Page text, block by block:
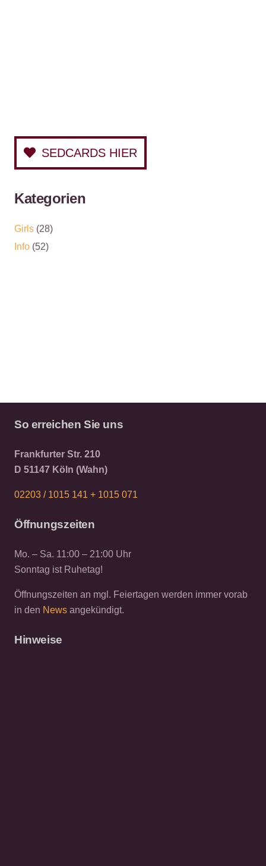
SEDCARDS HIER
Kategorien
Girls (28)
Info (52)
So erreichen Sie uns
Frankfurter Str. 210
D 51147 Köln (Wahn)
02203 / 1015 141 + 1015 071
Öffnungszeiten
Mo. – Sa. 11:00 – 21:00 Uhr
Sonntag ist Ruhetag!
Öffnungszeiten an mgl. Feiertagen werden immer vorab
in den News angekündigt.
Hinweise